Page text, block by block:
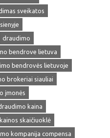
sveikatos
draudimo
bendrove lietuva
bendrovės lietuvoje
brokeriai siauliai
įmonės
kaina
skaičiuoklė
kompanija compensa